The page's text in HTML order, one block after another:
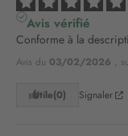
Avis vérifié
Conforme à la
Avis du 03/02/2026 ,
Utile(0) Signaler